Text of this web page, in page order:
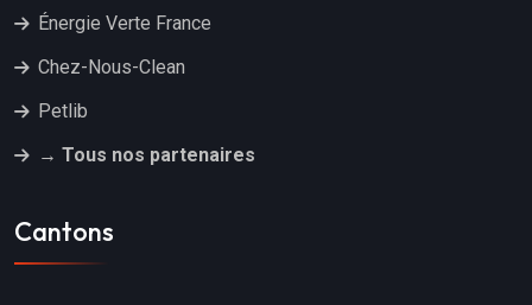
Énergie Verte France
Chez-Nous-Clean
Petlib
→ Tous nos partenaires
Cantons